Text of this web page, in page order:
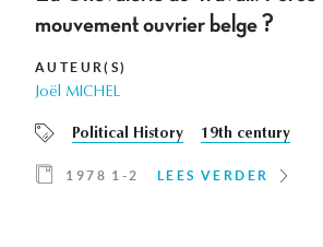
mouvement ouvrier belge ?
AUTEUR(S)
Joël MICHEL
Political History 19th century
1978 1-2 LEES VERDER